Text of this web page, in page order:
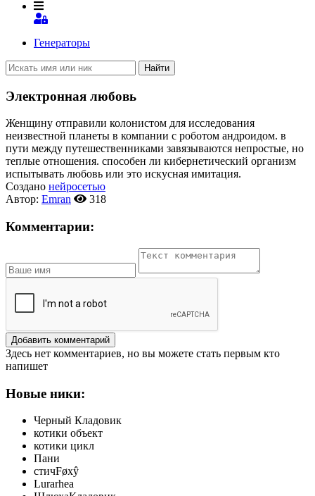
Генераторы
Найти
Электронная любовь
Женщину отправили колонистом для исследования
неизвестной планеты в компании с роботом андроидом. в
пути между путешественниками завязываются непростые, но
теплые отношения. способен ли кибернетический организм
испытывать любовь или это искусная имитация.
Создано нейросетью
Автор: Emran 318
Комментарии:
Добавить комментарий
Здесь нет комментариев, но вы можете стать первым кто
напишет
Новые ники:
Черный Кладовик
котики объект
котики цикл
Пани
стичFøxŷ
Lurarhea